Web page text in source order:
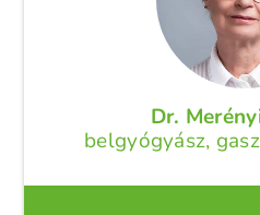
Dr.
belgyógyász,